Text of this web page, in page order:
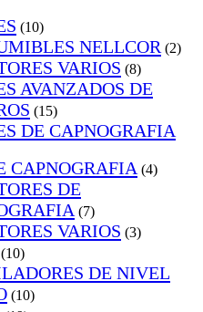
(10)
NELLCOR (2)
VARIOS (8)
AVANZADOS DE
(15)
DE CAPNOGRAFIA
CAPNOGRAFIA (4)
DE
(7)
VARIOS (3)
(10)
DE NIVEL
(10)